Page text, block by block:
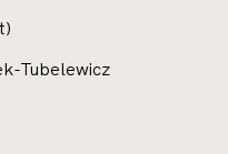
Tubelewicz